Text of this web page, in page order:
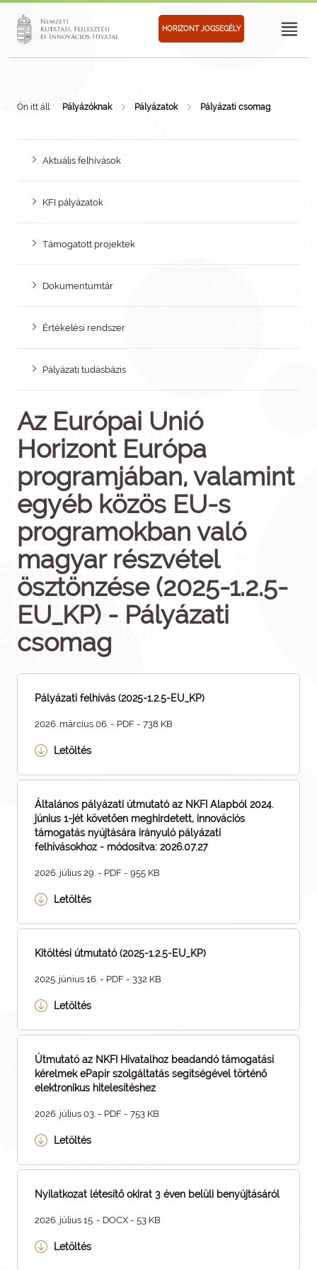
HORIZONT JOGSEGÉLY
Ön itt áll: Pályázóknak Pályázatok Pályázati csomag
Aktuális felhívások
KFI pályázatok
Támogatott projektek
Dokumentumtár
Értékelési rendszer
Pályázati tudásbázis
Az Európai Unió
Horizont Európa
programjában, valamint
egyéb közös EU-s
programokban való
magyar részvétel
ösztönzése (2025-1.2.5-
EU_KP) - Pályázati
csomag
Pályázati felhívás (2025-1.2.5-EU_KP)
2026. március 06. - PDF - 738 KB
Letöltés
Általános pályázati útmutató az NKFI Alapból 2024.
június 1-jét követően meghirdetett, innovációs
támogatás nyújtására irányuló pályázati
felhívásokhoz - módosítva: 2026.07.27
2026. július 29. - PDF - 955 KB
Letöltés
Kitöltési útmutató (2025-1.2.5-EU_KP)
2025. június 16. - PDF - 332 KB
Letöltés
Útmutató az NKFI Hivatalhoz beadandó támogatási
kérelmek ePapír szolgáltatás segítségével történő
elektronikus hitelesítéshez
2026. július 03. - PDF - 753 KB
Letöltés
Nyilatkozat létesítő okirat 3 éven belüli benyújtásáról
2026. július 15. - DOCX - 53 KB
Letöltés